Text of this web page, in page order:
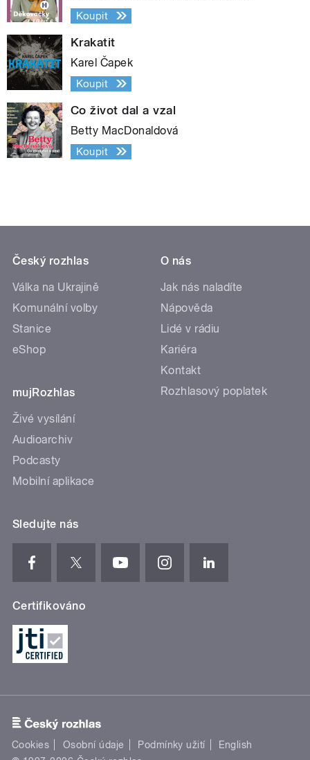
Koupit
Krakatit
Karel Čapek
Koupit
Co život dal a vzal
Betty MacDonaldová
Koupit
Český rozhlas
Válka na Ukrajině
Komunální volby
Stanice
eShop
mujRozhlas
Živé vysílání
Audioarchiv
Podcasty
Mobilní aplikace
O nás
Jak nás naladíte
Nápověda
Lidé v rádiu
Kariéra
Kontakt
Rozhlasový poplatek
Sledujte nás
Certifikováno
Cookies Osobní údaje Podmínky užití
English